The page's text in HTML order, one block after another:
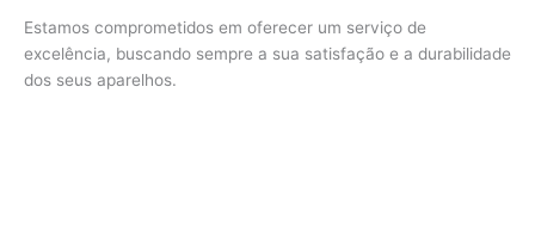
Estamos comprometidos em oferecer um serviço de
excelência, buscando sempre a sua satisfação e a durabilidade
dos seus aparelhos.